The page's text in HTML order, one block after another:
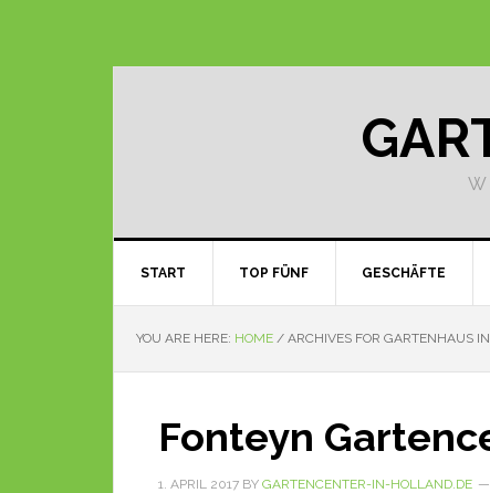
START TOP FÜNF GESCHÄFTE
YOU ARE HERE: HOME / ARCHIVES FOR GARTENHAUS
Fonteyn
1. APRIL 2017 BY GARTENCENTER-IN-HOLLAND.DE